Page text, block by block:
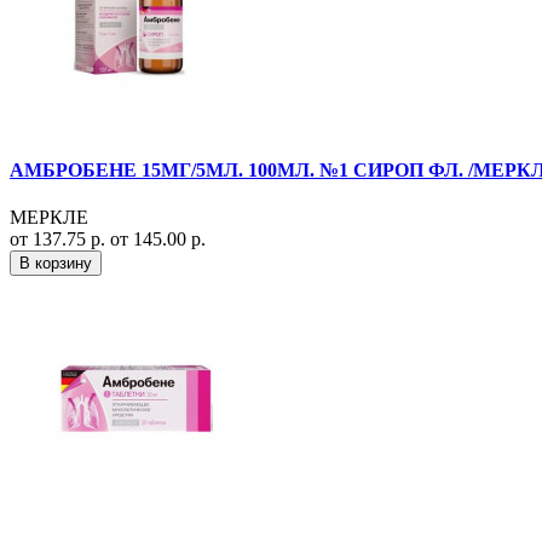
АМБРОБЕНЕ 15МГ/5МЛ. 100МЛ. №1 СИРОП ФЛ. /
МЕРКЛЕ
от 137.75 р. от 145.00 р.
В корзину